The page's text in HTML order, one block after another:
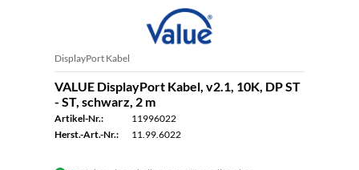
DisplayPort Kabel
VALUE DisplayPort Kabel, v2.1, 10K, DP ST
- ST, schwarz, 2 m
Artikel-Nr.:
11996022
Herst.-Art.-Nr.:
11.99.6022